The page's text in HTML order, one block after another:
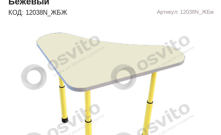
КОД: 12038N_ЖБЖ Артикул: 12038N_ЖБж